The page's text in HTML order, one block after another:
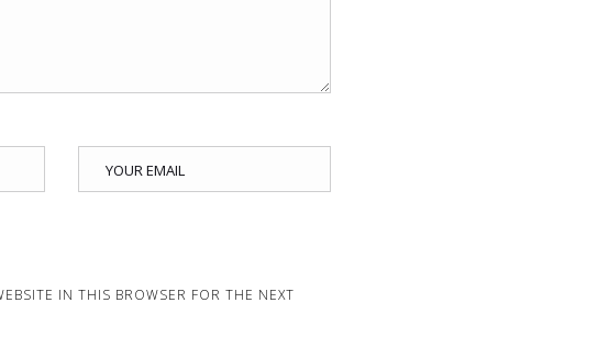
IN THIS BROWSER FOR THE NEXT